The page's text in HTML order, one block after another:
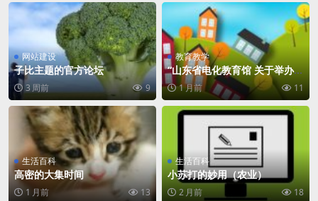
网站建设
子比主题的官方论坛
3 周前 9
教育教学
“山东省电化教育馆 关于举办2
026第三届教育信息技术应用创
新大赛赛事解读
1 月前 11
生活百科
高密的大集时间
1 月前 13
生活百科
小苏打的妙用（农业）
2 月前 18